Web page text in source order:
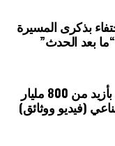
بذكرى المسيرة
“ما بعد الحدث”
رقم معاملات قياسي بأزيد من 800 مليار
(فيديو ووثائق)